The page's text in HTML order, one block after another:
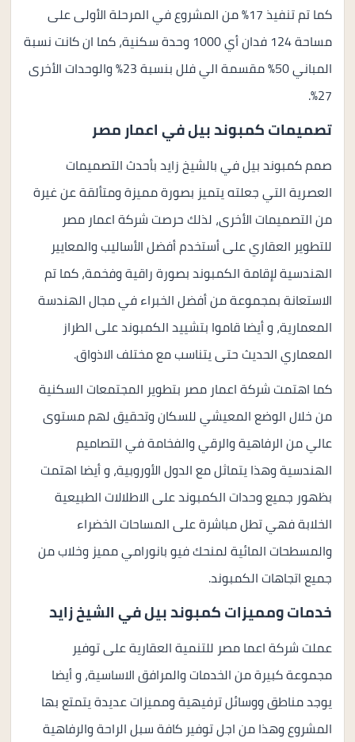
كما تم تنفيذ 17% من المشروع في المرحلة الأولى على
مساحة 124 فدان أي 1000 وحدة سكنية، كما ان كانت نسبة
المباني 50% مقسمة الي فلل بنسبة 23% والوحدات الأخرى
27%.
تصميمات كمبوند بيل في اعمار مصر
صمم كمبوند بيل في بالشيخ زايد بأحدث التصميمات
العصرية التي جعلته يتميز بصورة مميزة ومتألقة عن غيرة
من التصميمات الأخرى، لذلك حرصت شركة اعمار مصر
للتطوير العقاري على أستخدم أفضل الأساليب والمعايير
الهندسية لإقامة الكمبوند بصورة راقية وفخمة، كما تم
الاستعانة بمجموعة من أفضل الخبراء في مجال الهندسة
المعمارية، و أيضا قاموا بتشييد الكمبوند على الطراز
المعماري الحديث حتى يتناسب مع مختلف الاذواق.
كما اهتمت شركة اعمار مصر بتطوير المجتمعات السكنية
من خلال الوضع المعيشي للسكان وتحقيق لهم مستوى
عالي من الرفاهية والرقي والفخامة في التصاميم
الهندسية وهذا يتماثل مع الدول الأوروبية، و أيضا اهتمت
بظهور جميع وحدات الكمبوند على الاطلالات الطبيعية
الخلابة فهي تطل مباشرة على المساحات الخضراء
والمسطحات المائية لمنحك فيو بانورامي مميز وخلاب من
جميع اتجاهات الكمبوند.
خدمات ومميزات كمبوند بيل في الشيخ زايد
عملت شركة اعما مصر للتنمية العقارية على توفير
مجموعة كبيرة من الخدمات والمرافق الاساسية، و أيضا
يوجد مناطق ووسائل ترفيهية ومميزات عديدة يتمتع بها
المشروع وهذا من اجل توفير كافة سبل الراحة والرفاهية